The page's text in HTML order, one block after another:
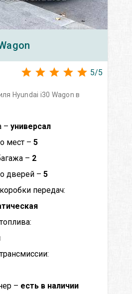
5/5
Hyundai i30 Wagon в
– универсал
мест – 5
– 2
дверей – 5
передач:
– есть в наличии